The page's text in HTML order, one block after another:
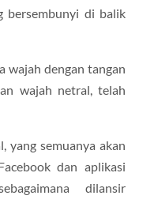
bersembunyi di balik
wajah dengan tangan
wajah netral, telah
yang semuanya akan
dan aplikasi
dilansir